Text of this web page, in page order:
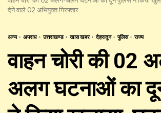
देने वाले 02 अभियुक्त गिरफ्तार
अन्य अपराध उत्तराखण्ड खास खबर देहरादून पुलिस राज्य
वाहन चोरी की 02
अलग घटनाओं का